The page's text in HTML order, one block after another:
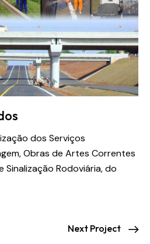
dos Serviços
Obras de Artes Correntes
Sinalização Rodoviária, do
Next Project